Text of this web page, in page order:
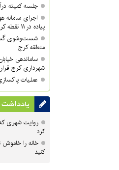
جلسه کمیته
اجرای سامانه
پیاده در ۱۱ نقطه کرج
منطقه کرج
ساماندهی
شهرداری کرج
عملیات
یادداشت
روایت شهری
کرد
خانه را خاموش
کنید